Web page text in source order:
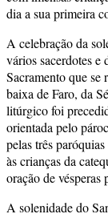
dia a sua primeira
A celebração da
vários sacerdotes
Sacramento que se
baixa de Faro, da
litúrgico foi
orientada pelo
pelas três
às crianças da
oração de
A solenidade do